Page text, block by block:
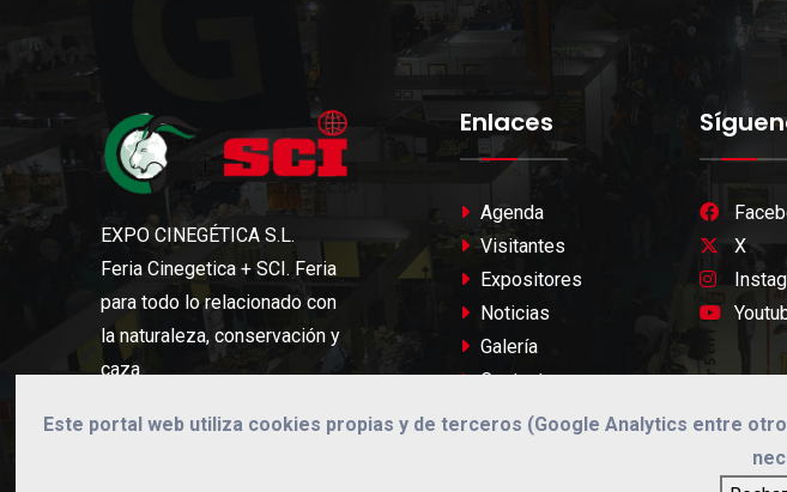
EXPO CINEGÉTICA S.L.
Feria Cinegetica + SCI. Feria
para todo lo relacionado con
la naturaleza, conservación y
caza.
Enlaces
Agenda
Visitantes
Expositores
Noticias
Galería
Contacta
X
Este portal web utiliza cookies propias y de terceros (Google Analytics entre